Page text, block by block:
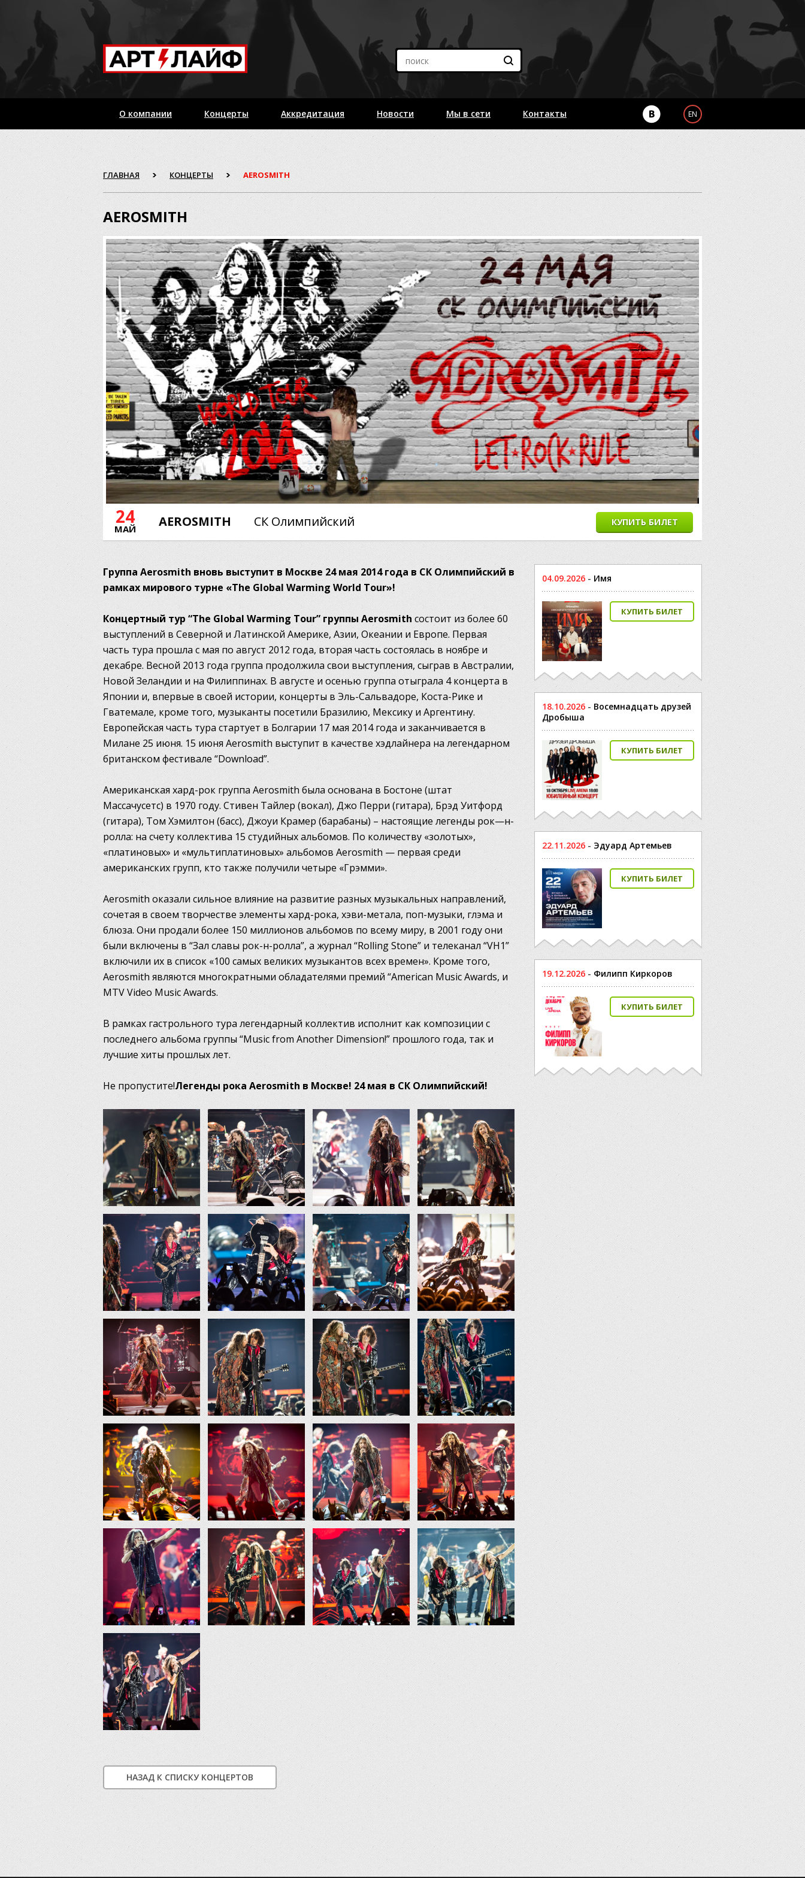
О компании Концерты Аккредитация Новости Мы в сети Контакты EN
ГЛАВНАЯ КОНЦЕРТЫ AEROSMITH
AEROSMITH
24
МАЙ AEROSMITH СК Олимпийский КУПИТЬ БИЛЕТ
Группа Aerosmith вновь выступит в Москве 24 мая 2014 года в СК Олимпийский в
рамках мирового турне «The Global Warming World Tour»!
Концертный тур “The Global Warming Tour” группы Aerosmith состоит из более 60
выступлений в Северной и Латинской Америке, Азии, Океании и Европе. Первая
часть тура прошла с мая по август 2012 года, вторая часть состоялась в ноябре и
декабре. Весной 2013 года группа продолжила свои выступления, сыграв в Австралии,
Новой Зеландии и на Филиппинах. В августе и осенью группа отыграла 4 концерта в
Японии и, впервые в своей истории, концерты в Эль-Сальвадоре, Коста-Рике и
Гватемале, кроме того, музыканты посетили Бразилию, Мексику и Аргентину.
Европейская часть тура стартует в Болгарии 17 мая 2014 года и заканчивается в
Милане 25 июня. 15 июня Aerosmith выступит в качестве хэдлайнера на легендарном
британском фестивале “Download”.
Американская хард-рок группа Aerosmith была основана в Бостоне (штат
Массачусетс) в 1970 году. Стивен Тайлер (вокал), Джо Перри (гитара), Брэд Уитфорд
(гитара), Том Хэмилтон (басс), Джоуи Крамер (барабаны) – настоящие легенды рок—н-
ролла: на счету коллектива 15 студийных альбомов. По количеству «золотых»,
«платиновых» и «мультиплатиновых» альбомов Aerosmith — первая среди
американских групп, кто также получили четыре «Грэмми».
Aerosmith оказали сильное влияние на развитие разных музыкальных направлений,
сочетая в своем творчестве элементы хард-рока, хэви-метала, поп-музыки, глэма и
блюза. Они продали более 150 миллионов альбомов по всему миру, в 2001 году они
были включены в “Зал славы рок-н-ролла”, а журнал “Rolling Stone” и телеканал “VH1”
включили их в список «100 самых великих музыкантов всех времен». Кроме того,
Aerosmith являются многократными обладателями премий “American Music Awards, и
MTV Video Music Awards.
В рамках гастрольного тура легендарный коллектив исполнит как композиции с
последнего альбома группы “Music from Another Dimension!” прошлого года, так и
лучшие хиты прошлых лет.
Не пропустите!Легенды рока Aerosmith в Москве! 24 мая в СК Олимпийский!
НАЗАД К СПИСКУ КОНЦЕРТОВ
04.09.2026 - Имя
КУПИТЬ БИЛЕТ
18.10.2026 - Восемнадцать друзей
Дробыша
КУПИТЬ БИЛЕТ
22.11.2026 - Эдуард Артемьев
КУПИТЬ БИЛЕТ
19.12.2026 - Филипп Киркоров
КУПИТЬ БИЛЕТ